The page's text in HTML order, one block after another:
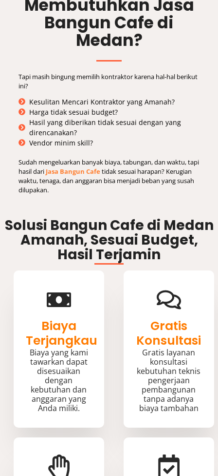
Membutuhkan Jasa
Bangun Cafe di
Medan?
Tapi masih bingung memilih kontraktor karena hal-hal berikut
ini?
Kesulitan Mencari Kontraktor yang Amanah?
Harga tidak sesuai budget?
Hasil yang diberikan tidak sesuai dengan yang
direncanakan?
Vendor minim skill?
Sudah mengeluarkan banyak biaya, tabungan, dan waktu, tapi
hasil dari Jasa Bangun Cafe tidak sesuai harapan? Kerugian
waktu, tenaga, dan anggaran bisa menjadi beban yang susah
dilupakan.
Solusi Bangun Cafe di Medan
Amanah, Sesuai Budget,
Hasil Terjamin
Biaya
Terjangkau
Biaya yang kami
tawarkan dapat
disesuaikan
dengan
kebutuhan dan
anggaran yang
Anda miliki.
Gratis
Konsultasi
Gratis layanan
konsultasi
kebutuhan teknis
pengerjaan
pembangunan
tanpa adanya
biaya tambahan